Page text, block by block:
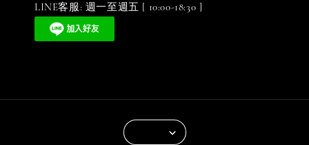
LINE客服: 週一至週五 [ 10:00-18:30 ]